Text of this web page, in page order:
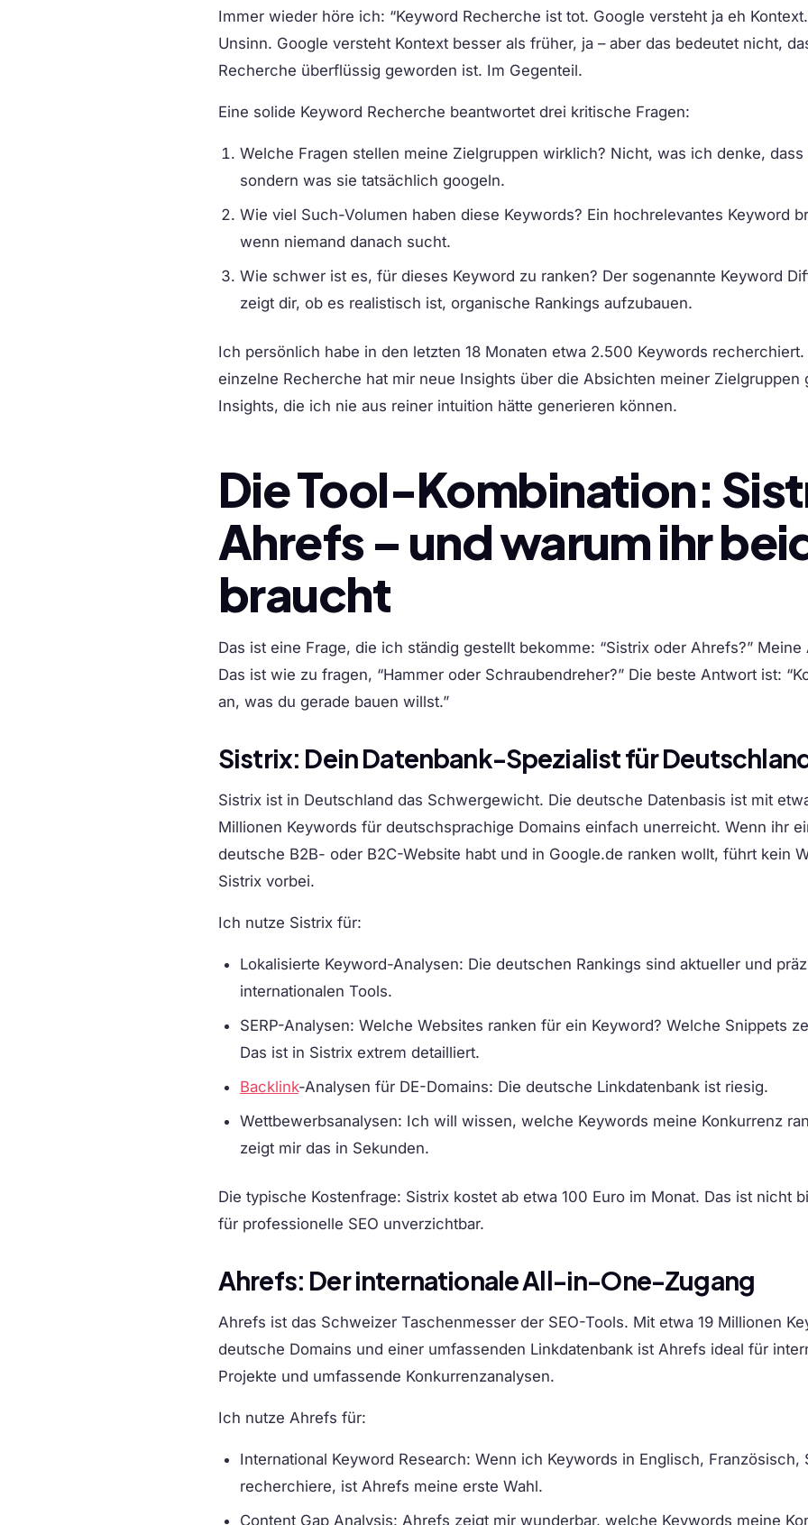
Immer wieder höre ich: “Keyword Recherche ist tot. Google versteht ja eh
Unsinn. Google versteht Kontext besser als früher, ja – aber das bedeutet nicht,
Recherche überflüssig geworden ist. Im Gegenteil.
Eine solide Keyword Recherche beantwortet drei kritische Fragen:
Welche Fragen stellen meine Zielgruppen wirklich? Nicht, was ich denke,
sondern was sie tatsächlich googeln.
Wie viel Such-Volumen haben diese Keywords? Ein hochrelevantes Keyword
wenn niemand danach sucht.
Wie schwer ist es, für dieses Keyword zu ranken? Der sogenannte Keyword
zeigt dir, ob es realistisch ist, organische Rankings aufzubauen.
Ich persönlich habe in den letzten 18 Monaten etwa 2.500 Keywords
einzelne Recherche hat mir neue Insights über die Absichten meiner Zielgruppen
Insights, die ich nie aus reiner intuition hätte generieren können.
Die Tool-Kombination:
Ahrefs – und warum ihr
braucht
Das ist eine Frage, die ich ständig gestellt bekomme: “Sistrix oder Ahrefs?” Meine
Das ist wie zu fragen, “Hammer oder Schraubendreher?” Die beste Antwort ist:
an, was du gerade bauen willst.”
Sistrix: Dein Datenbank-Spezialist für
Sistrix ist in Deutschland das Schwergewicht. Die deutsche Datenbasis ist mit
Millionen Keywords für deutschsprachige Domains einfach unerreicht. Wenn ihr
deutsche B2B- oder B2C-Website habt und in Google.de ranken wollt, führt kein
Sistrix vorbei.
Ich nutze Sistrix für:
Lokalisierte Keyword-Analysen: Die deutschen Rankings sind aktueller und
internationalen Tools.
SERP-Analysen: Welche Websites ranken für ein Keyword? Welche Snippets
Das ist in Sistrix extrem detailliert.
Backlink-Analysen für DE-Domains: Die deutsche Linkdatenbank ist riesig.
Wettbewerbsanalysen: Ich will wissen, welche Keywords meine Konkurrenz
zeigt mir das in Sekunden.
Die typische Kostenfrage: Sistrix kostet ab etwa 100 Euro im Monat. Das ist nicht
für professionelle SEO unverzichtbar.
Ahrefs: Der internationale All-in-One-Zugang
Ahrefs ist das Schweizer Taschenmesser der SEO-Tools. Mit etwa 19 Millionen
deutsche Domains und einer umfassenden Linkdatenbank ist Ahrefs ideal für
Projekte und umfassende Konkurrenzanalysen.
Ich nutze Ahrefs für:
International Keyword Research: Wenn ich Keywords in Englisch, Französisch,
recherchiere, ist Ahrefs meine erste Wahl.
Content Gap Analysis: Ahrefs zeigt mir wunderbar, welche Keywords meine